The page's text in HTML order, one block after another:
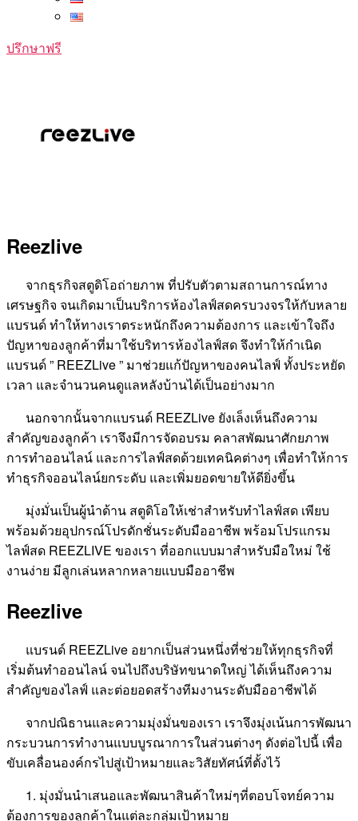
ปรึกษาฟรี
Reezlive
จากธุรกิจสตูดิโอถ่ายภาพ ที่ปรับตัวตามสถานการณ์ทาง
เศรษฐกิจ จนเกิดมาเป็นบริการห้องไลฟ์สดครบวงจรให้กับหลาย
แบรนด์ ทำให้ทางเราตระหนักถึงความต้องการ และเข้าใจถึง
ปัญหาของลูกค้าที่มาใช้บริทารห้องไลฟ์สด จึงทำให้กำเนิด
แบรนด์ ” REEZLive ” มาช่วยแก้ปัญหาของคนไลฟ์ ทั้งประหยัด
เวลา และจํานวนคนดูแลหลังบ้านได้เป็นอย่างมาก
นอกจากนั้นจากแบรนด์ REEZLive ยังเล็งเห็นถึงความ
สำคัญของลูกค้า เราจึงมีการจัดอบรม คลาสพัฒนาศักยภาพ
การทําออนไลน์ และการไลฟ์สดด้วยเทคนิคต่างๆ เพื่อทําให้การ
ทำธุรกิจออนไลน์ยกระดับ และเพิ่มยอดขายให้ดียิ่งขึ้น
มุ่งมั่นเป็นผู้นำด้าน สตูดิโอให้เช่าสำหรับทำไลฟ์สด เพียบ
พร้อมด้วยอุปกรณ์โปรดักชั่นระดับมืออาชีพ พร้อมโปรแกรม
ไลฟ์สด REEZLIVE ของเรา ที่ออกแบบมาสำหรับมือใหม่ ใช้
งานง่าย มีลูกเล่นหลากหลายแบบมืออาชีพ
Reezlive
แบรนด์ REEZLive อยากเป็นส่วนหนึ่งที่ช่วยให้ทุกธุรกิจที่
เริ่มต้นทำออนไลน์ จนไปถึงบริษัทขนาดใหญ่ ได้เห็นถึงความ
สำคัญของไลฟ์ และต่อยอดสร้างทีมงานระดับมืออาชีพได้
จากปณิธานและความมุ่งมั่นของเรา เราจึงมุ่งเน้นการพัฒนา
กระบวนการทำงานแบบบูรณาการในส่วนต่างๆ ดังต่อไปนี้ เพื่อ
ขับเคลื่อนองค์กรไปสู่เป้าหมายและวิสัยทัศน์ที่ตั้งไว้
1. มุ่งมั่นนำเสนอและพัฒนาสินค้าใหม่ๆที่ตอบโจทย์ความ
ต้องการของลูกค้าในแต่ละกลุ่มเป้าหมาย